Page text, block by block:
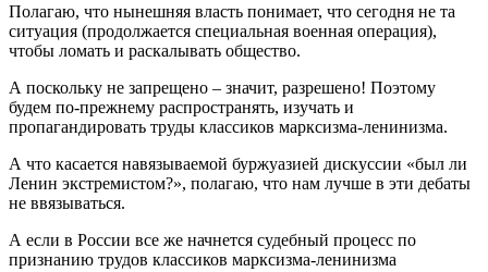
Полагаю, что нынешняя власть понимает, что сегодня не та
ситуация (продолжается специальная военная операция),
чтобы ломать и раскалывать общество.
А поскольку не запрещено – значит, разрешено! Поэтому
будем по-прежнему распространять, изучать и
пропагандировать труды классиков марксизма-ленинизма.
А что касается навязываемой буржуазией дискуссии «был ли
Ленин экстремистом?», полагаю, что нам лучше в эти дебаты
не ввязываться.
А если в России все же начнется судебный процесс по
признанию трудов классиков марксизма-ленинизма